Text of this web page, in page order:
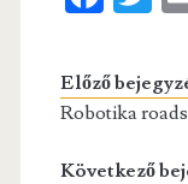
b
o
itt
er
Előző
Robotika
Következő